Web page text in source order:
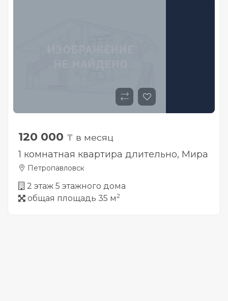
120 000 ₸ в месяц
1 комнатная квартира длительно, Мира
Петропавловск
2 этаж 5 этажного дома
общая площадь 35 м2